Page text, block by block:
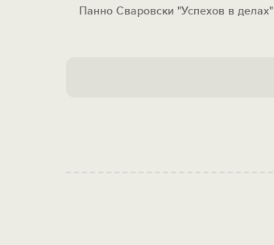
Панно Сваровски "Успехов в делах"